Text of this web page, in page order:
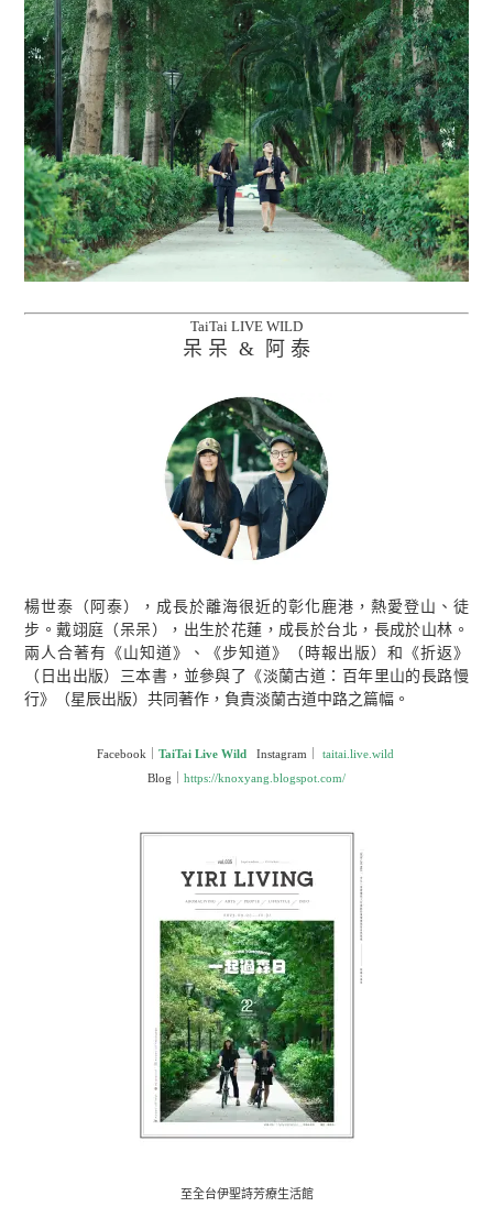
TaiTai LIVE WILD
呆 呆 & 阿 泰
楊世泰 （阿泰），成長於離海很近的彰化鹿港，熱愛登山、徒
步。戴翊庭 （呆呆），出生於花蓮，成長於台北，長成於山林。
兩人合著有《山知道》、《步知道》（時報出版）和《折返》
（日出出版）三本書，並參與了《淡蘭古道：百年里山的長路慢
行》（星辰出版）共同著作，負責淡蘭古道中路之篇幅。
Facebook｜ TaiTai Live Wild Instagram｜
taitai.live.wild
Blog
https://knoxyang.blogspot.com/
至全台伊聖詩芳療生活館